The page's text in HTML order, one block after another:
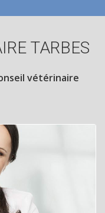
TARBES
vétérinaire